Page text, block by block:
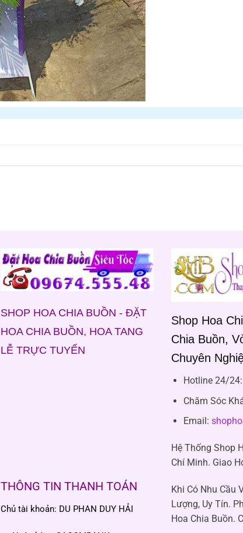
SHOP HOA CHIA BUỒN - ĐẶT
HOA CHIA BUỒN, HOA TANG
LỄ TRỰC TUYẾN
THÔNG TIN THANH TOÁN
Chủ tài khoản: DU PHAN DUY HẢI
Shop Hoa
Chia Buồn,
Chuyên
Hotline 24/24:
Chăm Sóc
Email:
Hệ Thống Shop
Chí Minh. Giao
Khi Có Nhu Cầu
Lượng, Uy Tín.
Hoa Chia Buồn.